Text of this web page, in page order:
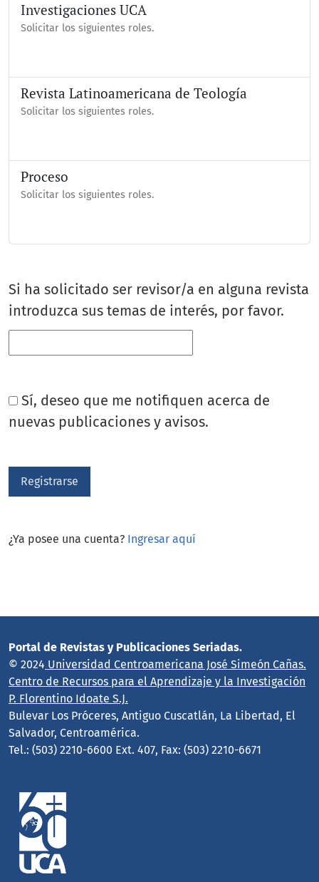
Investigaciones UCA
Solicitar los siguientes roles.
Revista Latinoamericana de Teología
Solicitar los siguientes roles.
Proceso
Solicitar los siguientes roles.
Si ha solicitado ser revisor/a en alguna revista
introduzca sus temas de interés, por favor.
Sí, deseo que me notifiquen acerca de
nuevas publicaciones y avisos.
Registrarse
¿Ya posee una cuenta? Ingresar aquí
Portal de Revistas y Publicaciones Seriadas.
© 2024 Universidad Centroamericana José Simeón Cañas.
Centro de Recursos para el Aprendizaje y la Investigación
P. Florentino Idoate S.J.
Bulevar Los Próceres, Antiguo Cuscatlán, La Libertad, El
Salvador, Centroamérica.
Tel.: (503) 2210-6600 Ext. 407, Fax: (503) 2210-6671